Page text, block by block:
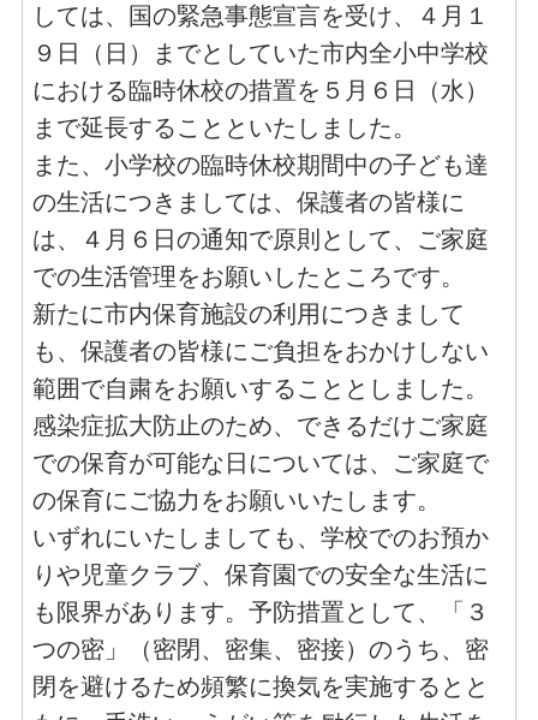
しては、国の緊急事態宣言を受け、４月１
９日（日）までとしていた市内全小中学校
における臨時休校の措置を５月６日（水）
まで延長することといたしました。
また、小学校の臨時休校期間中の子ども達
の生活につきましては、保護者の皆様に
は、４月６日の通知で原則として、ご家庭
での生活管理をお願いしたところです。
新たに市内保育施設の利用につきまして
も、保護者の皆様にご負担をおかけしない
範囲で自粛をお願いすることとしました。
感染症拡大防止のため、できるだけご家庭
での保育が可能な日については、ご家庭で
の保育にご協力をお願いいたします。
いずれにいたしましても、学校でのお預か
りや児童クラブ、保育園での安全な生活に
も限界があります。予防措置として、「３
つの密」（密閉、密集、密接）のうち、密
閉を避けるため頻繁に換気を実施するとと